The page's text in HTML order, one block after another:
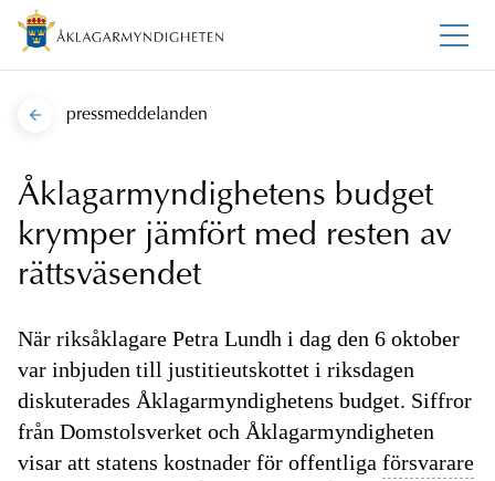
pressmeddelanden
Åklagarmyndighetens budget
krymper jämfört med resten av
rättsväsendet
När riksåklagare Petra Lundh i dag den 6 oktober
var inbjuden till justitieutskottet i riksdagen
diskuterades Åklagarmyndighetens budget. Siffror
från Domstolsverket och Åklagarmyndigheten
visar att statens kostnader för offentliga försvarare